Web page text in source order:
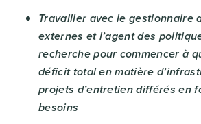
Travailler avec le gestionnaire
externes et l’agent des
recherche pour commencer à
déficit total en matière
projets d’entretien différés en
besoins